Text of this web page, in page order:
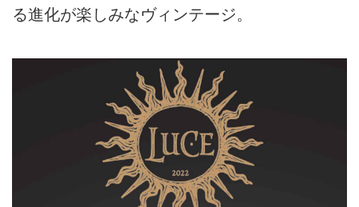
る進化が楽しみなヴィンテージ。